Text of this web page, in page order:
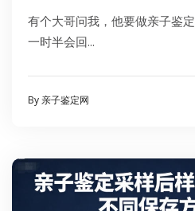
有个大哥问我，他要做亲子鉴
一时半会回...
By 亲子鉴定网